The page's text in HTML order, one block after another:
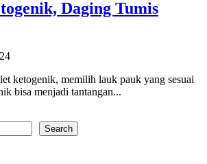
Daging Tumis
ketogenik, memilih lauk pauk yang sesuai
bisa menjadi tantangan...
Search